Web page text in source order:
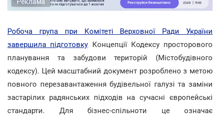
Робоча група при Комітеті Верховної Ради України
завершила підготовку Концепції Кодексу просторового
планування та забудови територій (Містобудівного
кодексу). Цей масштабний документ розроблено з метою
повного перезавантаження будівельної галузі та заміни
застарілих радянських підходів на сучасні європейські
стандарти. Для бізнес-спільноти це означає